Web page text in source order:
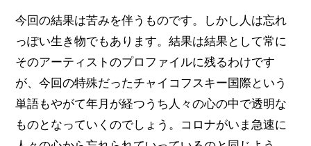
今回の結果は苦みを伴うものです。しかし人は忘れ
っぽい生き物でもあります。結果は結果として常に
そのアーティストのプロファイルに残るわけです
が、今回の特殊だったチャイコフスキー国際という
単語もやがて年月が経つうち人々の心の中で透明な
ものとなっていくのでしょう。コロナがいま急速に